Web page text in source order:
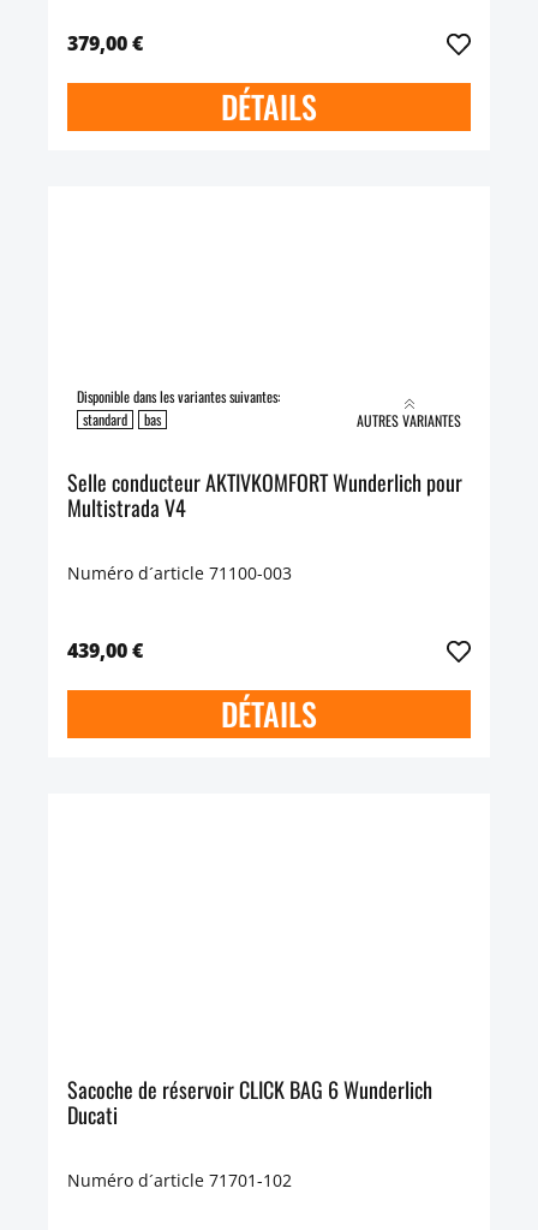
379,00 €
DÉTAILS
Disponible dans les variantes suivantes:
standard
bas AUTRES VARIANTES
Selle conducteur AKTIVKOMFORT Wunderlich pour
Multistrada V4
Numéro d´article 71100-003
439,00 €
DÉTAILS
Sacoche de réservoir CLICK BAG 6 Wunderlich
Ducati
Numéro d´article 71701-102